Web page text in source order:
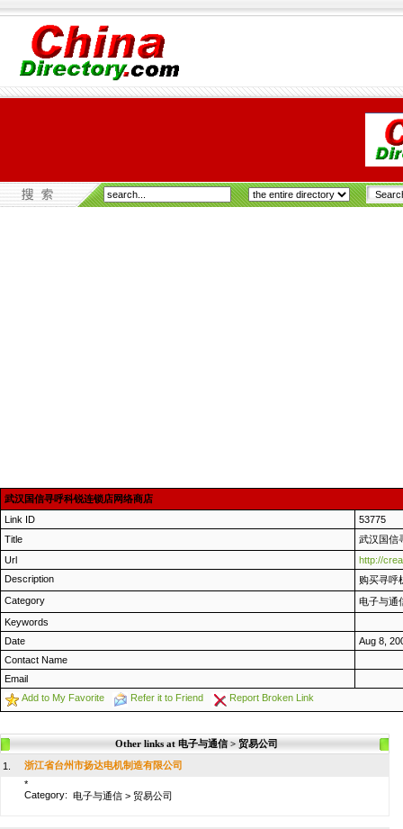
武汉国信寻呼科锐连锁店网络商店
Link ID
53775
Title
武汉国信
Url
http://
Description
购买寻呼
Category
电子与通
Keywords
Date
Aug 8,
Contact Name
Email
Add to My Favorite
Refer it to Friend Report Broken Link
Other links at 电子与通信 > 贸易公司
1.
浙江省台州市扬达电机制造有限公司
*
Category: 电子与通信 > 贸易公司